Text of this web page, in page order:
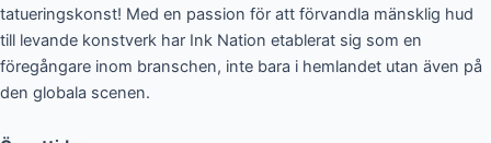
tatueringskonst! Med en passion för att förvandla mänsklig hud
till levande konstverk har Ink Nation etablerat sig som en
föregångare inom branschen, inte bara i hemlandet utan även på
den globala scenen.